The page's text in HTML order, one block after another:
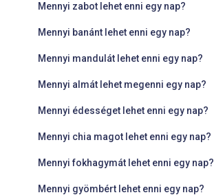
Mennyi zabot lehet enni egy nap?
Mennyi banánt lehet enni egy nap?
Mennyi mandulát lehet enni egy nap?
Mennyi almát lehet megenni egy nap?
Mennyi édességet lehet enni egy nap?
Mennyi chia magot lehet enni egy nap?
Mennyi fokhagymát lehet enni egy nap?
Mennyi gyömbért lehet enni egy nap?